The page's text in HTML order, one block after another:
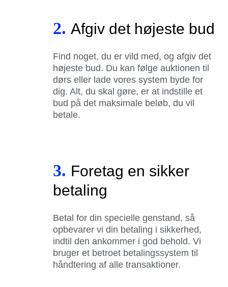
2. Afgiv det højeste bud
Find noget, du er vild med, og afgiv det
højeste bud. Du kan følge auktionen til
dørs eller lade vores system byde for
dig. Alt, du skal gøre, er at indstille et
bud på det maksimale beløb, du vil
betale.
3. Foretag en sikker
betaling
Betal for din specielle genstand, så
opbevarer vi din betaling i sikkerhed,
indtil den ankommer i god behold. Vi
bruger et betroet betalingssystem til
håndtering af alle transaktioner.